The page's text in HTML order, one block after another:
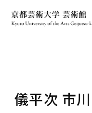
儀平次 市川